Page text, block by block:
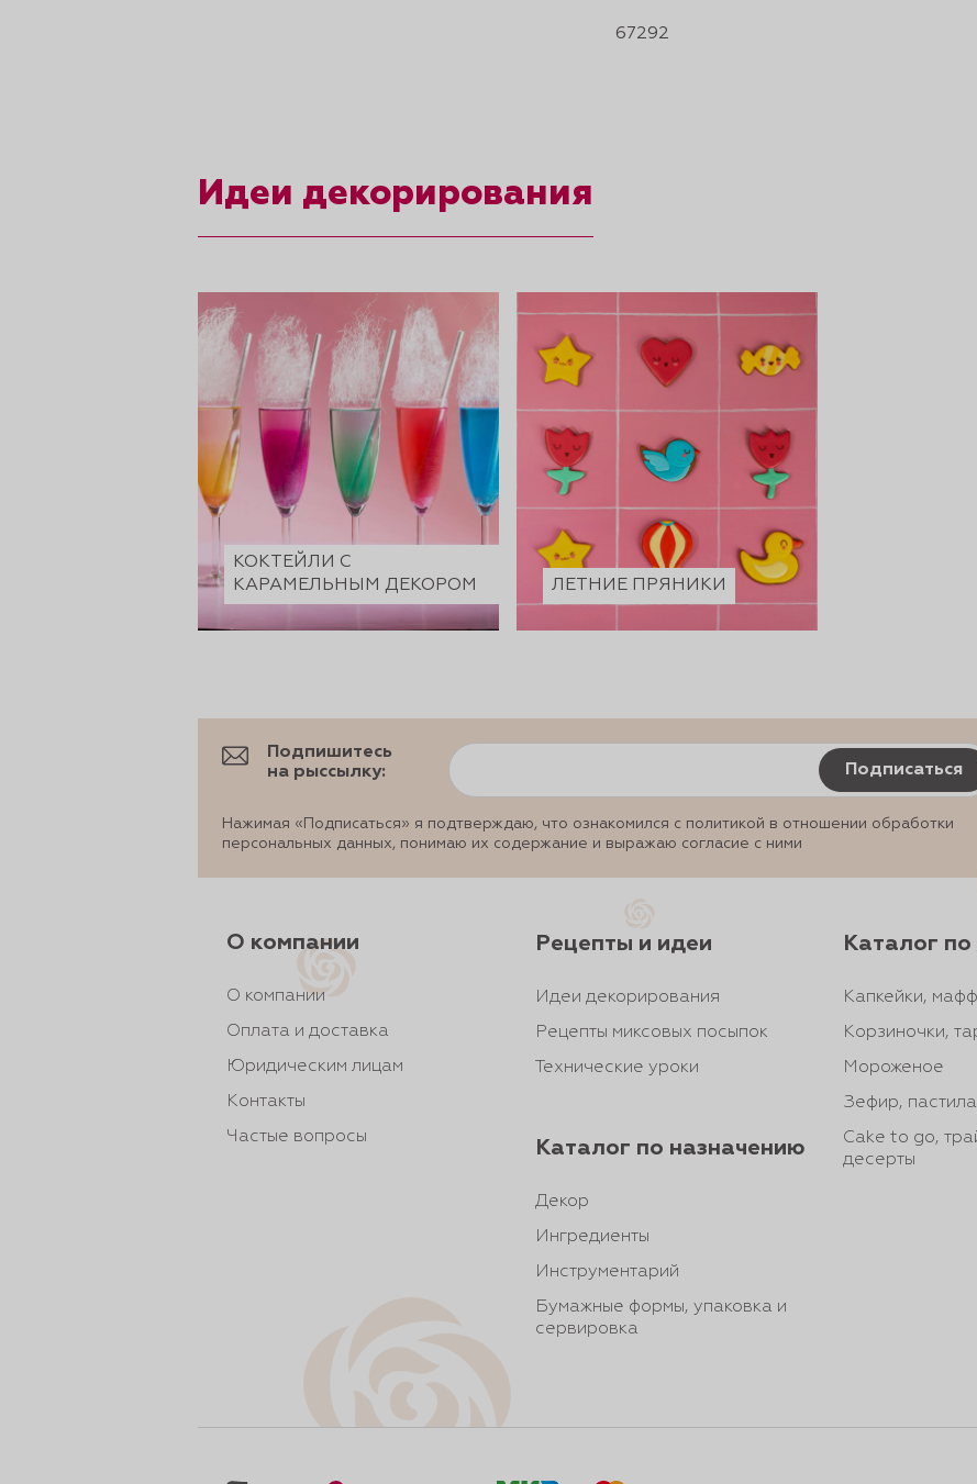
67292
Идеи декорирования
КОКТЕЙЛИ С
КАРАМЕЛЬНЫМ ДЕКОРОМ
ЛЕТНИЕ ПРЯНИКИ
Подпишитесь
на рыссылку:
Подписаться
Нажимая «Подписаться» я подтверждаю, что ознакомился с политикой в отношении обработки
персональных данных, понимаю их содержание и выражаю согласие с ними
О компании
О компании
Оплата и доставка
Юридическим лицам
Контакты
Частые вопросы
Рецепты и идеи
Идеи декорирования
Рецепты миксовых посыпок
Технические уроки
Каталог по назначению
Декор
Ингредиенты
Инструментарий
Бумажные формы, упаковка и
сервировка
Каталог
Капкейки,
Корзиночки,
Мороженое
Зефир,
Cake to go,
десерты